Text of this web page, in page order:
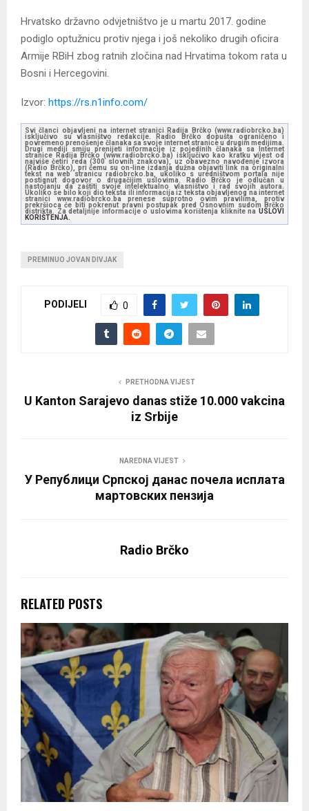
Hrvatsko državno odvjetništvo je u martu 2017. godine
podiglo optužnicu protiv njega i još nekoliko drugih oficira
Armije RBiH zbog ratnih zločina nad Hrvatima tokom rata u
Bosni i Hercegovini.
Izvor: https://rs.n1info.com/
Svi članci objavljeni na internet stranici Radija Brčko (www.radiobrcko.ba)
isključivo su vlasništvo redakcije. Radio Brčko dopušta ograničeno i
povremeno prenošenje članaka sa svoje internet stranice u drugim medijima.
Drugi mediji smiju prenijeti informacije iz pojedinih članaka sa Internet
stranice Radija Brčko (www.radiobrcko.ba) isključivo kao kratku vijest od
najviše četiri reda (300 slovnih znakova), uz obavezno navođenje izvora
(Radio Brčko), pri čemu su on-line izdanja dužna objaviti link na originalni
tekst na web stranicu radiobrcko.ba, ukoliko s uredništvom portala nije
postignut dogovor o drugačijim uslovima. Radio Brčko je odlučan u
nastojanju da zaštiti svoje intelektualno vlasništvo i rad svojih autora.
Ukoliko se bilo koji dio teksta ili informacija iz teksta objavljenog na internet
stranici www.radiobrcko.ba prenese suprotno ovim pravilima, protiv
prekršioca će biti pokrenut pravni postupak pred Osnovnim sudom Brčko
distrikta. Za detaljnije informacije o uslovima korištenja kliknite na USLOVI
KORIŠTENJA.
PREMINUO JOVAN DIVJAK
PODIJELI 0
PRETHODNA VIJEST
U Kanton Sarajevo danas stiže 10.000 vakcina
iz Srbije
NAREDNA VIJEST
У Републици Српској данас почела исплата
мартовских пензија
Radio Brčko
RELATED POSTS